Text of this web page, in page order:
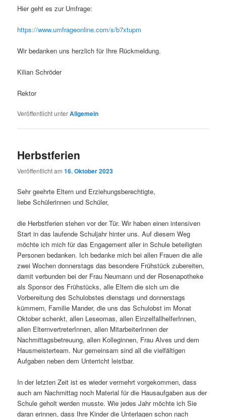
Hier geht es zur Umfrage:
https://www.umfrageonline.com/s/b7xtupm
Wir bedanken uns herzlich für Ihre Rückmeldung.
Kilian Schröder
Rektor
Veröffentlicht unterAllgemein
Herbstferien
Veröffentlicht am16. Oktober 2023
Sehr geehrte Eltern und Erziehungsberechtigte,
liebe Schülerinnen und Schüler,
die Herbstferien stehen vor der Tür. Wir haben einen intensiven
Start in das laufende Schuljahr hinter uns. Auf diesem Weg
möchte ich mich für das Engagement aller in Schule beteiligten
Personen bedanken. Ich bedanke mich bei allen Frauen die alle
zwei Wochen donnerstags das besondere Frühstück zubereiten,
damit verbunden bei der Frau Neumann und der Rosenapotheke
als Sponsor des Frühstücks, alle Eltern die sich um die
Vorbereitung des Schulobstes dienstags und donnerstags
kümmern, Familie Mander, die uns das Schulobst im Monat
Oktober schenkt, allen Leseomas, allen EinzelfallhelferInnen,
allen ElternvertreterInnen, allen MitarbeiterInnen der
Nachmittagsbetreuung, allen Kolleginnen, Frau Alves und dem
Hausmeisterteam. Nur gemeinsam sind all die vielfältigen
Aufgaben neben dem Unterricht leistbar.
In der letzten Zeit ist es wieder vermehrt vorgekommen, dass
auch am Nachmittag noch Material für die Hausaufgaben aus der
Schule geholt werden musste. Wie jedes Jahr möchte ich Sie
daran erinnen, dass Ihre Kinder die Unterlagen schon nach